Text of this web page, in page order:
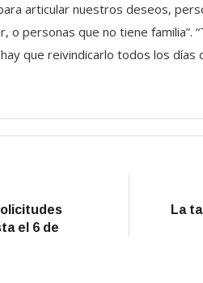
articular nuestros deseos,
o personas que no tiene
que reivindicarlo todos los días
el 6 de
La